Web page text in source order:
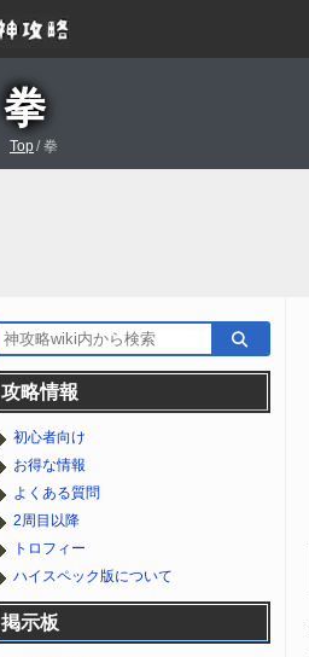
拳
Top/拳
攻略情報
初心者向け
お得な情報
よくある質問
2周目以降
トロフィー
ハイスペック版について
掲示板